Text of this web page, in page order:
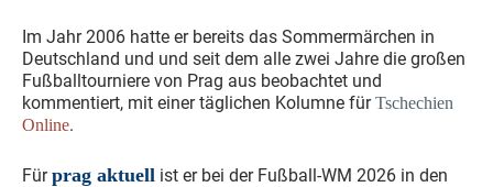
Im Jahr 2006 hatte er bereits das Sommermärchen in
Deutschland und und seit dem alle zwei Jahre die großen
Fußballtourniere von Prag aus beobachtet und
kommentiert, mit einer täglichen Kolumne fürTschechien
Online.
Fürprag aktuell ist er bei der Fußball-WM 2026 in den